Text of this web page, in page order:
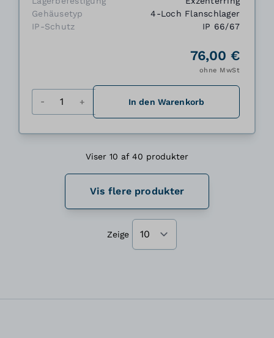
Gehäusetyp
4-Loch Flanschlager
IP-Schutz
IP 66/67
76,00 €
ohne MwSt
In den Warenkorb
Viser 10 af 40 produkter
Vis flere produkter
Zeige